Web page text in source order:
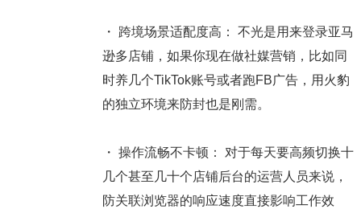
・ 跨境场景适配度高：
不光是用来登录亚马
逊多店铺，如果你现在做社媒营销，比如同
时养几个TikTok账号或者跑FB广告，用火豹
的独立环境来防封也是刚需。
・ 操作流畅不卡顿：
对于每天要高频切换十
几个甚至几十个店铺后台的运营人员来说，
防关联浏览器的响应速度直接影响工作效